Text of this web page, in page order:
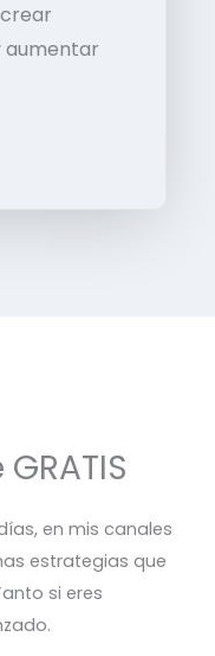
en mis canales
estrategias que
si eres